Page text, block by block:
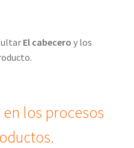
El cabecero y los
los procesos